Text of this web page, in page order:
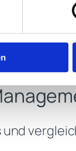
1 lit. a